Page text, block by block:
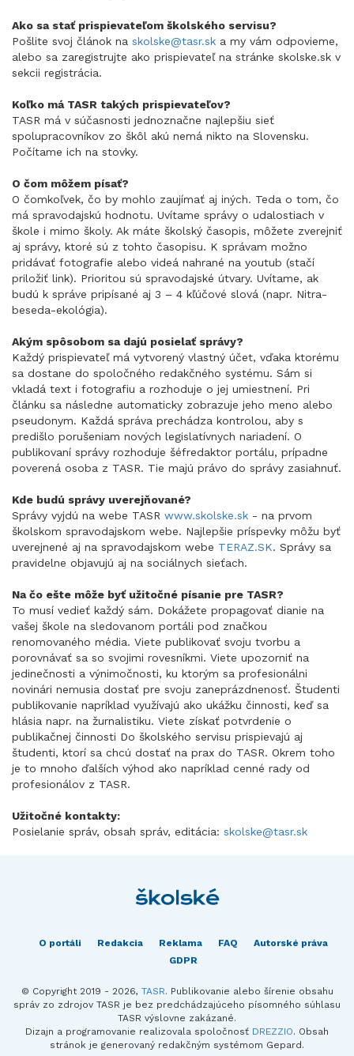
Ako sa stať prispievateľom školského servisu?
Pošlite svoj článok na skolske@tasr.sk a my vám odpovieme,
alebo sa zaregistrujte ako prispievateľ na stránke skolske.sk v
sekcii registrácia.
Koľko má TASR takých prispievateľov?
TASR má v súčasnosti jednoznačne najlepšiu sieť
spolupracovníkov zo škôl akú nemá nikto na Slovensku.
Počítame ich na stovky.
O čom môžem písať?
O čomkoľvek, čo by mohlo zaujímať aj iných. Teda o tom, čo
má spravodajskú hodnotu. Uvítame správy o udalostiach v
škole i mimo školy. Ak máte školský časopis, môžete zverejniť
aj správy, ktoré sú z tohto časopisu. K správam možno
pridávať fotografie alebo videá nahrané na youtub (stačí
priložiť link). Prioritou sú spravodajské útvary. Uvítame, ak
budú k správe pripísané aj 3 – 4 kľúčové slová (napr. Nitra-
beseda-ekológia).
Akým spôsobom sa dajú posielať správy?
Každý prispievateľ má vytvorený vlastný účet, vďaka ktorému
sa dostane do spoločného redakčného systému. Sám si
vkladá text i fotografiu a rozhoduje o jej umiestnení. Pri
článku sa následne automaticky zobrazuje jeho meno alebo
pseudonym. Každá správa prechádza kontrolou, aby s
predišlo porušeniam nových legislatívnych nariadení. O
publikovaní správy rozhoduje šéfredaktor portálu, prípadne
poverená osoba z TASR. Tie majú právo do správy zasiahnuť.
Kde budú správy uverejňované?
Správy vyjdú na webe TASR www.skolske.sk - na prvom
školskom spravodajskom webe. Najlepšie príspevky môžu byť
uverejnené aj na spravodajskom webe TERAZ.SK. Správy sa
pravidelne objavujú aj na sociálnych sieťach.
Na čo ešte môže byť užitočné písanie pre TASR?
To musí vedieť každý sám. Dokážete propagovať dianie na
vašej škole na sledovanom portáli pod značkou
renomovaného média. Viete publikovať svoju tvorbu a
porovnávať sa so svojimi rovesníkmi. Viete upozorniť na
jedinečnosti a výnimočnosti, ku ktorým sa profesionálni
novinári nemusia dostať pre svoju zaneprázdnenosť. Študenti
publikovanie napríklad využívajú ako ukážku činnosti, keď sa
hlásia napr. na žurnalistiku. Viete získať potvrdenie o
publikačnej činnosti Do školského servisu prispievajú aj
študenti, ktorí sa chcú dostať na prax do TASR. Okrem toho
je to mnoho ďalších výhod ako napríklad cenné rady od
profesionálov z TASR.
Užitočné kontakty:
Posielanie správ, obsah správ, editácia: skolske@tasr.sk
O portáli Redakcia Reklama FAQ
Autorské práva
GDPR
© Copyright 2019 - 2026, TASR. Publikovanie alebo šírenie obsahu
správ zo zdrojov TASR je bez predchádzajúceho písomného súhlasu
TASR výslovne zakázané.
Dizajn a programovanie realizovala spoločnosť DREZZIO. Obsah
stránok je generovaný redakčným systémom Gepard.